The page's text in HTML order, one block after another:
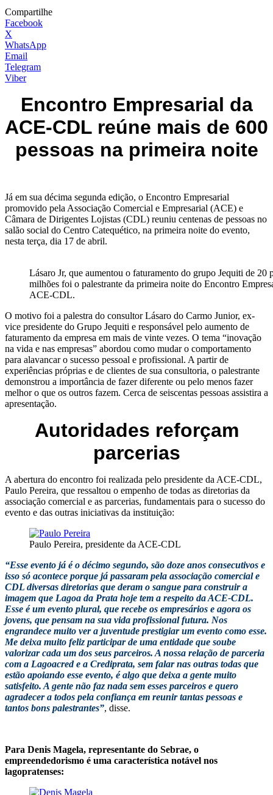
Compartilhe
Facebook
X
WhatsApp
Email
Telegram
Viber
Encontro Empresarial da
ACE-CDL reúne mais de 600
pessoas na primeira noite
Já em sua décima segunda edição, o Encontro Empresarial
promovido pela Associação Comercial e Empresarial (ACE) e
Câmara de Dirigentes Lojistas (CDL) reuniu centenas de pessoas no
salão social do Centro Catequético, na primeira noite do evento,
nesta terça, dia 17 de abril.
Lásaro Jr, que aumentou o faturamento do grupo Jequiti de 20
milhões foi o palestrante da primeira noite do Encontro
ACE-CDL.
O motivo foi a palestra do consultor Lásaro do Carmo Junior, ex-
vice presidente do Grupo Jequiti e responsável pelo aumento de
faturamento da empresa em mais de vinte vezes. O tema “inovação
na vida e nas empresas” abordou como mudar o comportamento
para alavancar o sucesso pessoal e profissional. A partir de
experiências próprias e de clientes de sua consultoria, o palestrante
demonstrou a importância de fazer diferente ou pelo menos fazer
melhor o que os outros fazem. Cerca de seiscentas pessoas assistira a
apresentação.
Autoridades reforçam
parcerias
A abertura do encontro foi realizada pelo presidente da ACE-CDL,
Paulo Pereira, que ressaltou o empenho de todas as diretorias da
associação comercial e as parcerias, fundamentais para o sucesso do
evento e das outras iniciativas da instituição:
Paulo Pereira, presidente da ACE-CDL
“Esse evento já é o décimo segundo, são doze anos consecutivos e
isso só acontece porque já passaram pela associação comercial e
CDL diversas diretorias que deram o sangue para construir a
imagem que Lagoa da Prata hoje tem a respeito da ACE-CDL.
Esse é um evento plural, que recebe os empresários e agora os
jovens, que pensam na sua vida profissional futura. Nos
engrandece muito ver a juventude prestigiar um evento como esse.
Me deixa muito feliz participar de uma entidade que soube
valorizar cada um dos seus parceiros. A nossa relação de parceria
com a Lagoacred e a Crediprata, sem falar nas outras todas que
estão apoiando esse evento, é algo que deixa a gente muito
satisfeito. A gente não faz nada sem esses parceiros e quero
agradecer a todos pela confiança em reunir tantas pessoas e
tantos bons palestrantes”, disse.
Para Denis Magela, representante do Sebrae, o
empreendedorismo é uma característica notável nos
lagopratenses: